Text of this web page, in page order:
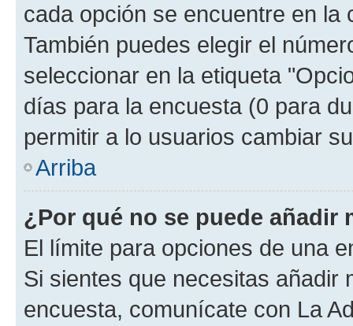
cada opción se encuentre en
También puedes elegir el
seleccionar en la etiqueta
días para la encuesta (0 para
permitir a lo usuarios cambiar
Arriba
¿Por qué no se puede añadir
El límite para opciones de una
Si sientes que necesitas añadir
encuesta, comunícate con La